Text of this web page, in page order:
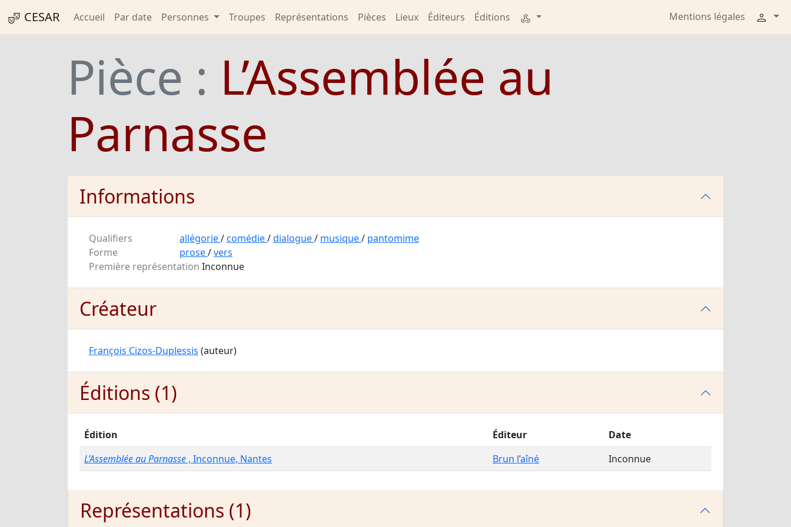
CESAR Accueil Par date Personnes Troupes Représentations Pièces Lieux Éditeurs Éditions Mentions légales
Pièce : L’Assemblée au
Parnasse
Informations
Qualifiers allégorie/comédie/dialogue/ musique/ pantomime
Forme
prose/vers
Première représentation Inconnue
Créateur
François Cizos-Duplessis (auteur)
Éditions (1)
Édition Éditeur
Date
L’Assemblée au Parnasse , Inconnue, Nantes Brun l’aîné Inconnue
Représentations (1)